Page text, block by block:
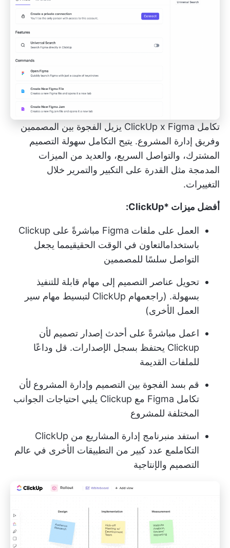
تكامل ClickUp x Figma
يزيل الفجوة بين المصممين
وفريق إدارة المشروع. يتيح التكامل سهولة التصميم
المشترك، والتواصل السريع، والعديد من الميزات
المدمجة مثل القدرة على التكبير والتمرير خلال
التغييرات.
أفضل ميزات *ClickUp:
العمل على ملفات Figma مباشرةً على Clickup
باستخدامالتعاون في الوقت الحقيقيمما يجعل
التواصل سلسًا للمصممين
تحويل عناصر التصميم إلى مهام قابلة للتنفيذ
بسهولة. (راجعمهام ClickUp
لتبسيط مهام سير
العمل الأخرى)
اعمل مباشرةً على أحدث إصدار تصميم لأن
Clickup يحتفظ بسجل الإصدارات. قل وداعًا
للملفات القديمة
قم بسد الفجوة بين التصميم وإدارة المشروع لأن
تكامل Figma مع Clickup يلبي احتياجات الجوانب
المختلفة للمشروع
استفد منبرنامج إدارة المشاريع من ClickUp
التكاملمع عدد كبير من التطبيقات الأخرى في عالم
التصميم والإنتاجية